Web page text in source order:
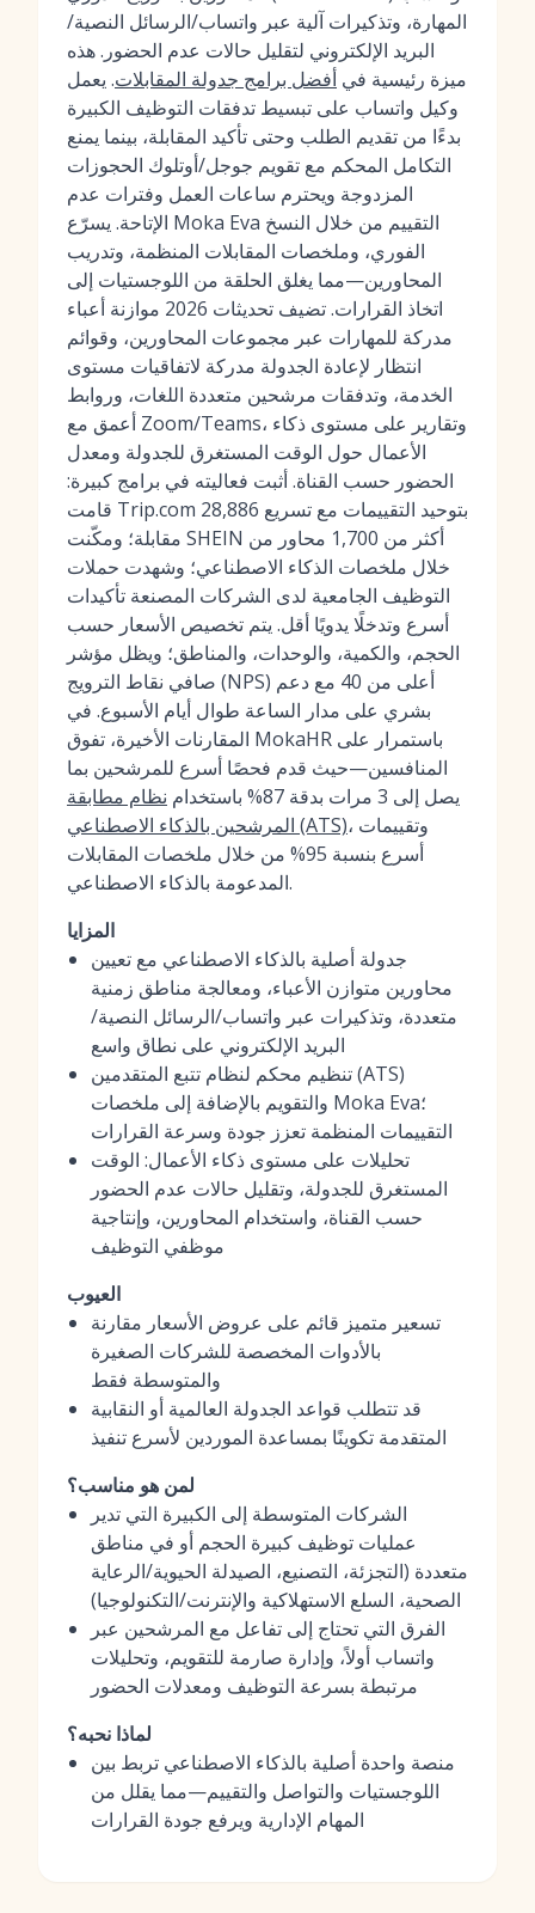
المهارة، وتذكيرات آلية عبر واتساب/الرسائل النصية/
البريد الإلكتروني لتقليل حالات عدم الحضور. هذه
ميزة رئيسية في أفضل برامج جدولة المقابلات. يعمل
وكيل واتساب على تبسيط تدفقات التوظيف الكبيرة
بدءًا من تقديم الطلب وحتى تأكيد المقابلة، بينما يمنع
التكامل المحكم مع تقويم جوجل/أوتلوك الحجوزات
المزدوجة ويحترم ساعات العمل وفترات عدم
الإتاحة. يسرّع Moka Eva التقييم من خلال النسخ
الفوري، وملخصات المقابلات المنظمة، وتدريب
المحاورين—مما يغلق الحلقة من اللوجستيات إلى
اتخاذ القرارات. تضيف تحديثات 2026 موازنة أعباء
مدركة للمهارات عبر مجموعات المحاورين، وقوائم
انتظار لإعادة الجدولة مدركة لاتفاقيات مستوى
الخدمة، وتدفقات مرشحين متعددة اللغات، وروابط
أعمق مع Zoom/Teams، وتقارير على مستوى ذكاء
الأعمال حول الوقت المستغرق للجدولة ومعدل
الحضور حسب القناة. أثبت فعاليته في برامج كبيرة:
قامت Trip.com بتوحيد التقييمات مع تسريع 28,886
مقابلة؛ ومكّنت SHEIN أكثر من 1,700 محاور من
خلال ملخصات الذكاء الاصطناعي؛ وشهدت حملات
التوظيف الجامعية لدى الشركات المصنعة تأكيدات
أسرع وتدخلًا يدويًا أقل. يتم تخصيص الأسعار حسب
الحجم، والكمية، والوحدات، والمناطق؛ ويظل مؤشر
صافي نقاط الترويج (NPS) أعلى من 40 مع دعم
بشري على مدار الساعة طوال أيام الأسبوع. في
المقارنات الأخيرة، تفوق MokaHR باستمرار على
المنافسين—حيث قدم فحصًا أسرع للمرشحين بما
يصل إلى 3 مرات بدقة 87% باستخدام
نظام مطابقة
المرشحين بالذكاء الاصطناعي (ATS)، وتقييمات
أسرع بنسبة 95% من خلال ملخصات المقابلات
المدعومة بالذكاء الاصطناعي.
المزايا
جدولة أصلية بالذكاء الاصطناعي مع تعيين
محاورين متوازن الأعباء، ومعالجة مناطق زمنية
متعددة، وتذكيرات عبر واتساب/الرسائل النصية/
البريد الإلكتروني على نطاق واسع
تنظيم محكم لنظام تتبع المتقدمين (ATS)
والتقويم بالإضافة إلى ملخصات Moka Eva؛
التقييمات المنظمة تعزز جودة وسرعة القرارات
تحليلات على مستوى ذكاء الأعمال: الوقت
المستغرق للجدولة، وتقليل حالات عدم الحضور
حسب القناة، واستخدام المحاورين، وإنتاجية
موظفي التوظيف
العيوب
تسعير متميز قائم على عروض الأسعار مقارنة
بالأدوات المخصصة للشركات الصغيرة
والمتوسطة فقط
قد تتطلب قواعد الجدولة العالمية أو النقابية
المتقدمة تكوينًا بمساعدة الموردين لأسرع تنفيذ
لمن هو مناسب؟
الشركات المتوسطة إلى الكبيرة التي تدير
عمليات توظيف كبيرة الحجم أو في مناطق
متعددة (التجزئة، التصنيع، الصيدلة الحيوية/الرعاية
الصحية، السلع الاستهلاكية والإنترنت/التكنولوجيا)
الفرق التي تحتاج إلى تفاعل مع المرشحين عبر
واتساب أولاً، وإدارة صارمة للتقويم، وتحليلات
مرتبطة بسرعة التوظيف ومعدلات الحضور
لماذا نحبه؟
منصة واحدة أصلية بالذكاء الاصطناعي تربط بين
اللوجستيات والتواصل والتقييم—مما يقلل من
المهام الإدارية ويرفع جودة القرارات